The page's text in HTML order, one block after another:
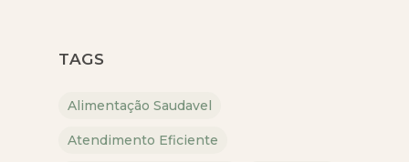
TAGS
Alimentação Saudavel
Atendimento Eficiente